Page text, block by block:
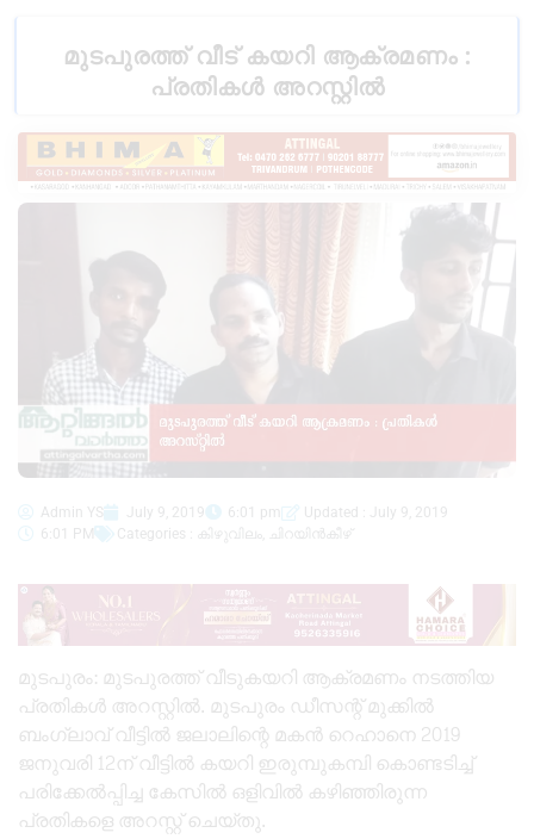
മുടപുരത്ത്‌ വീട്‌ കയറി ആക്രമണം :
പ്രതികള്‍ അറസ്റ്റിൽ
Admin YS July 9, 2019 6:01 pm
Updated : July 9, 2019
6:01 PM
Categories : കിഴുവിലം ചിറയിൻകീഴ്
മുടപുരം: മുടപുരത്ത് വീടുകയറി ആക്രമണം നടത്തിയ
പ്രതികൾ അറസ്റ്റിൽ. മുടപുരം ഡീസന്റ് മുക്കിൽ
ബംഗ്ലാവ് വീട്ടിൽ ജലാലിന്റെ മകൻ റെഹാനെ 2019
ജനുവരി 12ന് വീട്ടിൽ കയറി ഇരുമ്പുകമ്പി കൊണ്ടടിച്ച്
പരിക്കേൽപ്പിച്ച കേസിൽ ഒളിവിൽ കഴിഞ്ഞിരുന്ന
പ്രതികളെ അറസ്റ്റ് ചെയ്തു.